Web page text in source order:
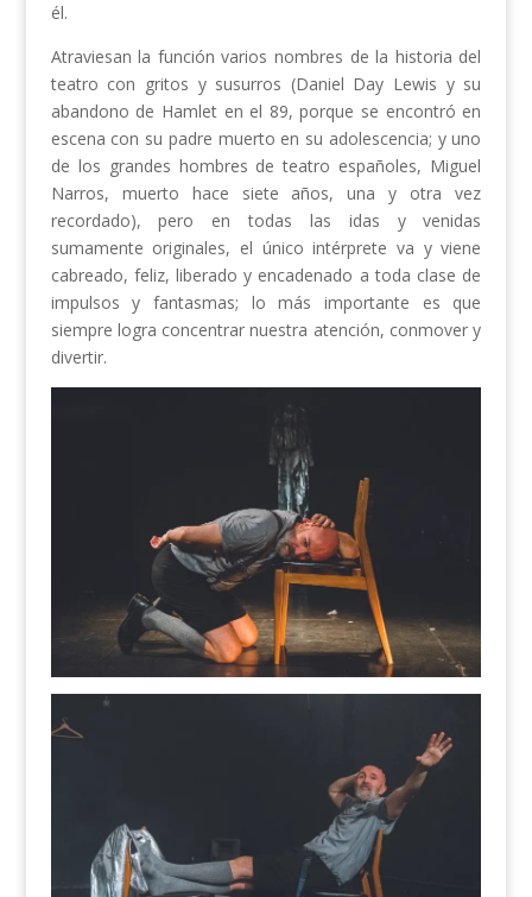
él.
Atraviesan la función varios nombres de la historia del
teatro con gritos y susurros (Daniel Day Lewis y su
abandono de Hamlet en el 89, porque se encontró en
escena con su padre muerto en su adolescencia; y uno
de los grandes hombres de teatro españoles, Miguel
Narros, muerto hace siete años, una y otra vez
recordado), pero en todas las idas y venidas
sumamente originales, el único intérprete va y viene
cabreado, feliz, liberado y encadenado a toda clase de
impulsos y fantasmas; lo más importante es que
siempre logra concentrar nuestra atención, conmover y
divertir.